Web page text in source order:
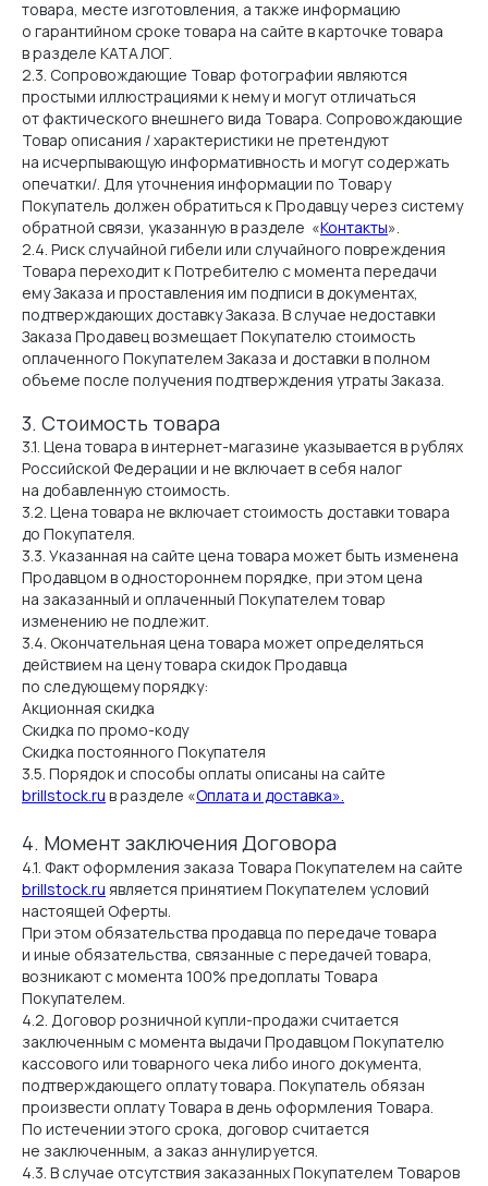
товара, месте изготовления, а также информацию
о гарантийном сроке товара на сайте в карточке товара
в разделе КАТАЛОГ.
2.3. Сопровождающие Товар фотографии являются
простыми иллюстрациями к нему и могут отличаться
от фактического внешнего вида Товара. Сопровождающие
Товар описания / характеристики не претендуют
на исчерпывающую информативность и могут содержать
опечатки/. Для уточнения информации по Товару
Покупатель должен обратиться к Продавцу через систему
обратной связи, указанную в разделе «Контакты».
2.4. Риск случайной гибели или случайного повреждения
Товара переходит к Потребителю с момента передачи
ему Заказа и проставления им подписи в документах,
подтверждающих доставку Заказа. В случае недоставки
Заказа Продавец возмещает Покупателю стоимость
оплаченного Покупателем Заказа и доставки в полном
объеме после получения подтверждения утраты Заказа.
3. Стоимость товара
3.1. Цена товара в интернет-магазине указывается в рублях
Российской Федерации и не включает в себя налог
на добавленную стоимость.
3.2. Цена товара не включает стоимость доставки товара
до Покупателя.
3.3. Указанная на сайте цена товара может быть изменена
Продавцом в одностороннем порядке, при этом цена
на заказанный и оплаченный Покупателем товар
изменению не подлежит.
3.4. Окончательная цена товара может определяться
действием на цену товара скидок Продавца
по следующему порядку:
Акционная скидка
Скидка по промо-коду
Скидка постоянного Покупателя
3.5. Порядок и способы оплаты описаны на сайте
brillstock.ru в разделе «Оплата и доставка».
4. Момент заключения Договора
4.1. Факт оформления заказа Товара Покупателем на сайте
brillstock.ru является принятием Покупателем условий
настоящей Оферты.
При этом обязательства продавца по передаче товара
и иные обязательства, связанные с передачей товара,
возникают с момента 100% предоплаты Товара
Покупателем.
4.2. Договор розничной купли-продажи считается
заключенным с момента выдачи Продавцом Покупателю
кассового или товарного чека либо иного документа,
подтверждающего оплату товара. Покупатель обязан
произвести оплату Товара в день оформления Товара.
По истечении этого срока, договор считается
не заключенным, а заказ аннулируется.
4.3. В случае отсутствия заказанных Покупателем Товаров